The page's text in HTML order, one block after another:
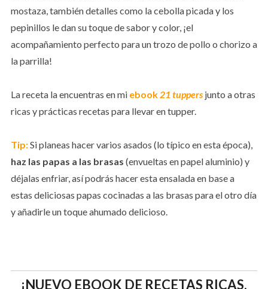
mostaza, también detalles como la cebolla picada y los
pepinillos le dan su toque de sabor y color, ¡el
acompañamiento perfecto para un trozo de pollo o chorizo a
la parrilla!
La receta la encuentras en mi ebook 21 tuppersjunto a otras
ricas y prácticas recetas para llevar en tupper.
Tip:Si planeas hacer varios asados (lo típico en esta época),
haz las papas a las brasas (envueltas en papel aluminio) y
déjalas enfriar, así podrás hacer esta ensalada en base a
estas deliciosas papas cocinadas a las brasas para el otro día
y añadirle un toque ahumado delicioso.
¡NUEVO EBOOK DE RECETAS RICAS,